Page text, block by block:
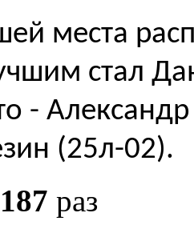
места
стал
-
(25л-02).
187 раз